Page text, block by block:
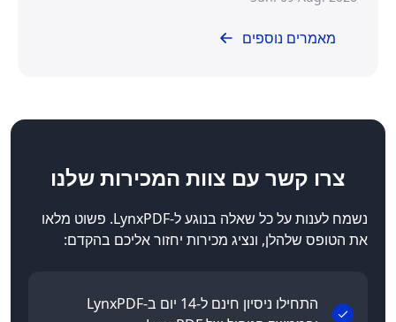
מאמרים נוספים
צרו קשר עם צוות המכירות שלנו
נשמח לענות על כל שאלה בנוגע ל-LynxPDF. פשוט מלאו
את הטופס שלהלן, ונציג מכירות יחזור אליכם בהקדם:
התחילו ניסיון חינם ל-14 יום ב-LynxPDF